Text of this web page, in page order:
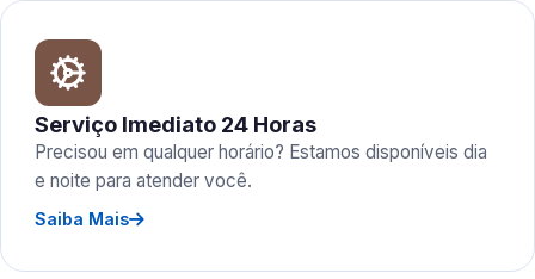
Serviço Imediato 24 Horas
Precisou em qualquer horário? Estamos disponíveis dia
e noite para atender você.
Saiba Mais